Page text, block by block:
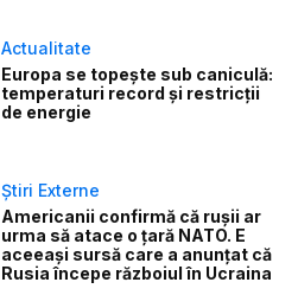
Actualitate
Europa se topește sub caniculă:
temperaturi record și restricții
de energie
Știri Externe
Americanii confirmă că rușii ar
urma să atace o țară NATO. E
aceeași sursă care a anunțat că
Rusia începe războiul în Ucraina